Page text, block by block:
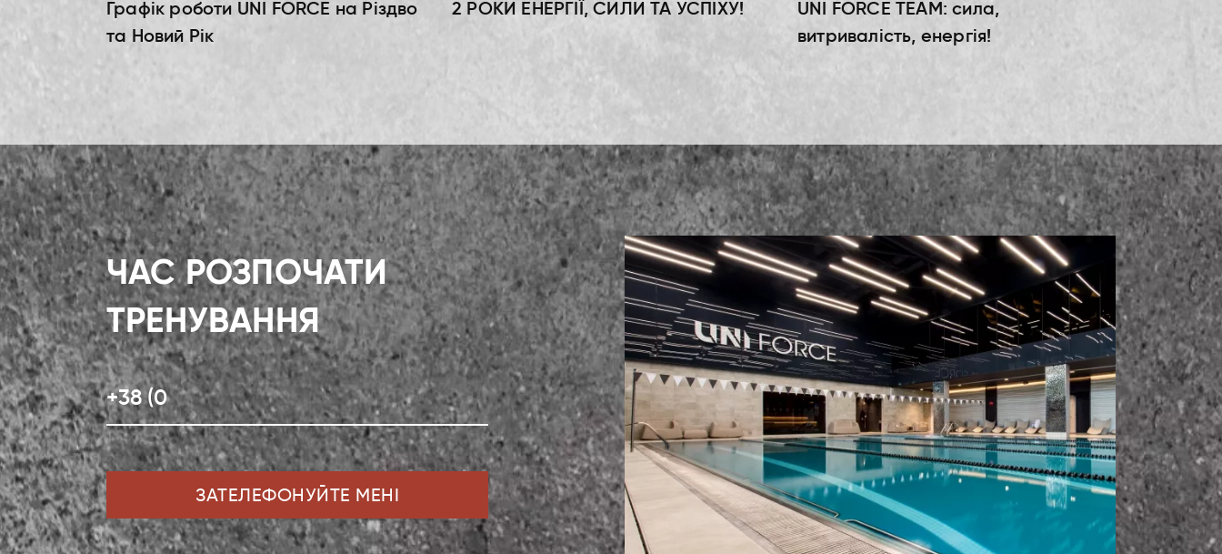
Графік роботи UNI FORCE на Різдво
та Новий Рік
2 РОКИ ЕНЕРГІЇ, СИЛИ ТА УСПІХУ!
UNI FORCE TEAM: сила,
витривалість, енергія!
ЧАС РОЗПОЧАТИ
ТРЕНУВАННЯ
ЗАТЕЛЕФОНУЙТЕ МЕНІ